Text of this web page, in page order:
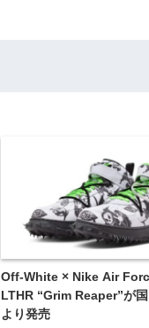
Off-White × Nike Air
LTHR “Grim Reaper”が
より発売